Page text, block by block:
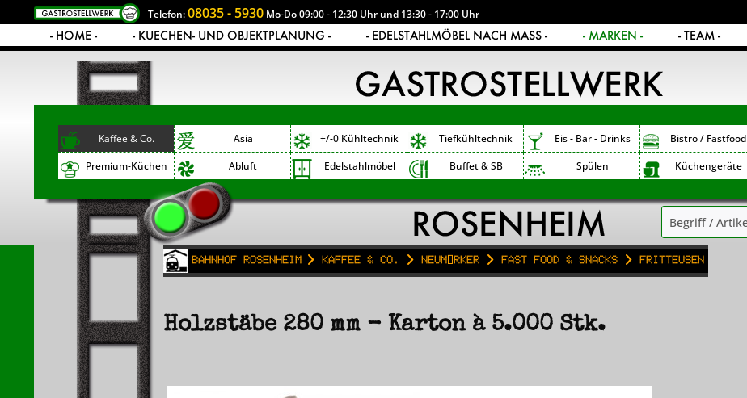
Telefon:08035 - 5930 Mo-Do 09:00 - 12:30 Uhr und 13:30 - 17:00 Uhr
- HOME -
- KUECHEN- UND OBJEKTPLANUNG - - EDELSTAHLMÖBEL NACH MASS - - MARKEN - - TEAM -
Kaffee & Co. Asia +/-0 Kühltechnik Tiefkühltechnik Eis - Bar - Drinks Bistro / Fastfood
Premium-Küchen
Abluft Edelstahlmöbel Buffet & SB Spülen Küchengeräte
Bahnhof Rosenheim Kaffee & Co. Neumärker Fast Food & Snacks Fritteusen
Holzstäbe 280 mm - Karton à 5.000 Stk.